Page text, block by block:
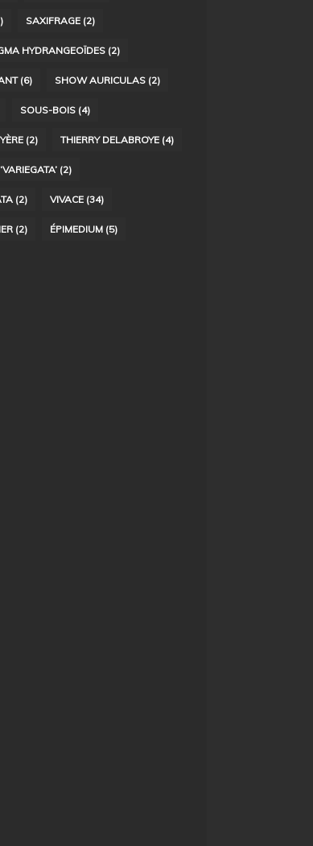
SAXIFRAGE(2)
HYDRANGEOÏDES(2)
(6) SHOW AURICULAS(2)
SOUS-BOIS(4)
(2) THIERRY DELABROYE(4)
(2)
(2) VIVACE(34)
(2) ÉPIMEDIUM(5)